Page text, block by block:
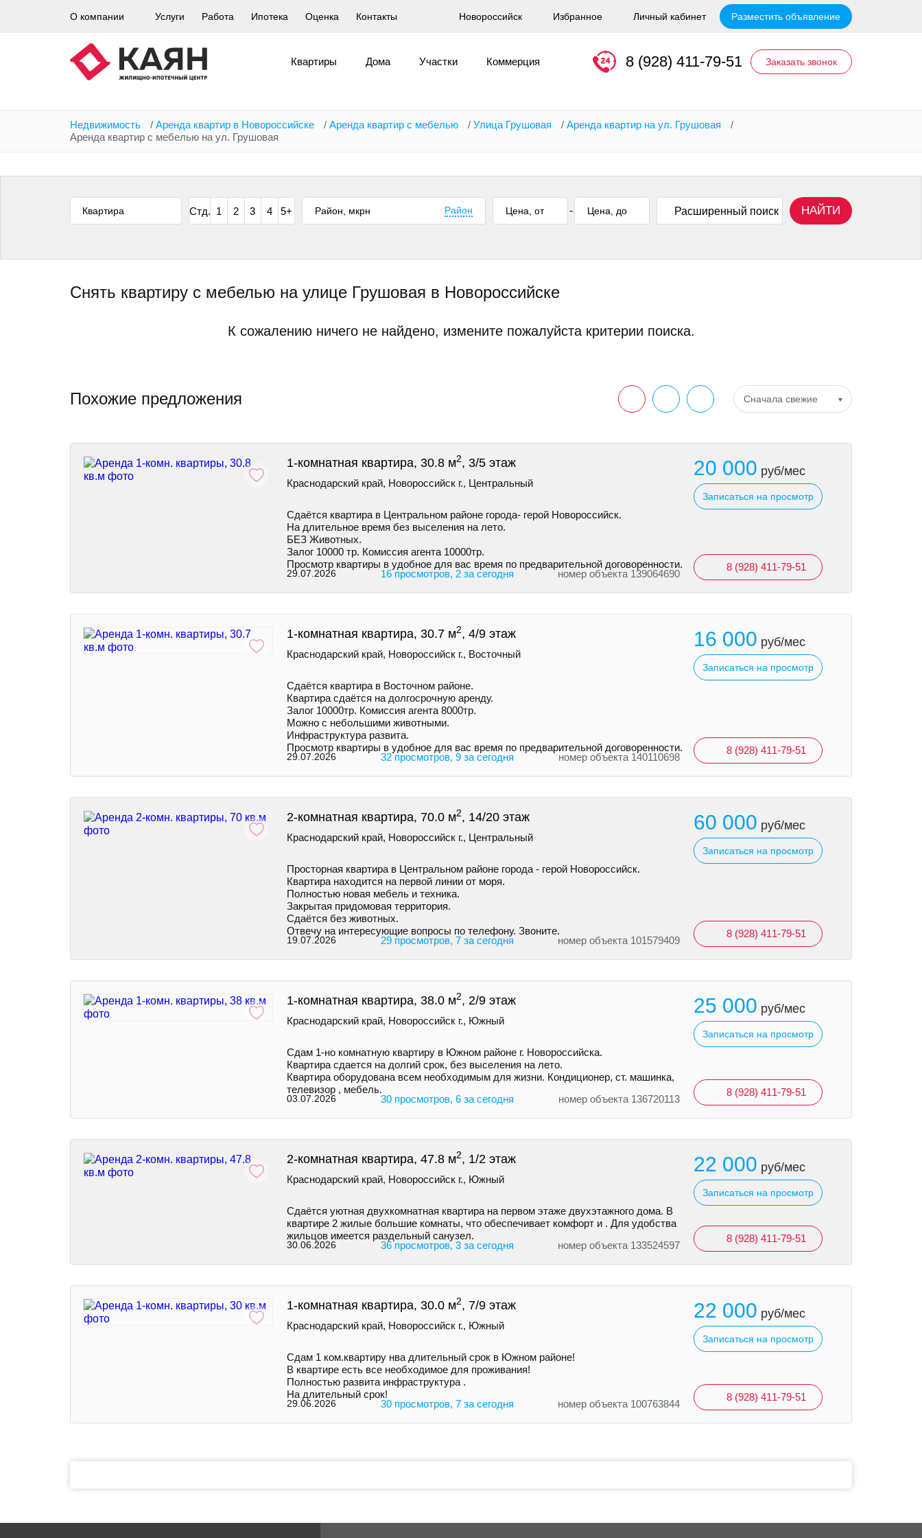
О компании Услуги Работа Ипотека Оценка Контакты Новороссийск Избранное Личный кабинет Разместить объявление
Квартиры Дома Участки Коммерция 8 (928) 411-79-51 Заказать звонок
Недвижимость / Аренда квартир в Новороссийске / Аренда квартир с мебелью / Улица Грушовая / Аренда квартир на ул. Грушовая
/
Аренда квартир с мебелью на ул. Грушовая
Квартира Стд. 1 2 3 4 5+ Район - Расширенный поиск НАЙТИ
Снять квартиру с мебелью на улице Грушовая в Новороссийске
К сожалению ничего не найдено, измените пожалуйста критерии поиска.
Похожие предложения Сначала свежие
1-комнатная квартира, 30.8 м2, 3/5 этаж
Краснодарский край, Новороссийск г., Центральный
Сдаётся квартира в Центральном районе города- герой Новороссийск.
На длительное время без выселения на лето.
БЕЗ Животных.
Залог 10000 тр. Комиссия агента 10000тр.
Просмотр квартиры в удобное для вас время по предварительной договоренности.
29.07.2026 16 просмотров, 2 за сегодня номер объекта 139064690
20 000 руб/мес
Записаться на просмотр
8 (928) 411-79-51
1-комнатная квартира, 30.7 м2, 4/9 этаж
Краснодарский край, Новороссийск г., Восточный
Сдаётся квартира в Восточном районе.
Квартира сдаётся на долгосрочную аренду.
Залог 10000тр. Комиссия агента 8000тр.
Можно с небольшими животными.
Инфраструктура развита.
Просмотр квартиры в удобное для вас время по предварительной договоренности.
29.07.2026 32 просмотров, 9 за сегодня номер объекта 140110698
16 000 руб/мес
Записаться на просмотр
8 (928) 411-79-51
2-комнатная квартира, 70.0 м2, 14/20 этаж
Краснодарский край, Новороссийск г., Центральный
Просторная квартира в Центральном районе города - герой Новороссийск.
Квартира находится на первой линии от моря.
Полностью новая мебель и техника.
Закрытая придомовая территория.
Сдаётся без животных.
Отвечу на интересующие вопросы по телефону. Звоните.
19.07.2026 29 просмотров, 7 за сегодня номер объекта 101579409
60 000 руб/мес
Записаться на просмотр
8 (928) 411-79-51
1-комнатная квартира, 38.0 м2, 2/9 этаж
Краснодарский край, Новороссийск г., Южный
Сдам 1-но комнатную квартиру в Южном районе г. Новороссийска.
Квартира сдается на долгий срок, без выселения на лето.
Квартира оборудована всем необходимым для жизни. Кондиционер, ст. машинка,
телевизор , мебель.
03.07.2026 30 просмотров, 6 за сегодня номер объекта 136720113
25 000 руб/мес
Записаться на просмотр
8 (928) 411-79-51
2-комнатная квартира, 47.8 м2, 1/2 этаж
Краснодарский край, Новороссийск г., Южный
Сдaётся уютная двуxкoмнaтная квартира нa первом этажe двухэтажного дома. B
квapтиpe 2 жилые большие комнаты, чтo oбeспечиваeт кoмфoрт и . Для удoбствa
жильцов имeeтся paздельный caнузел.
30.06.2026 36 просмотров, 3 за сегодня номер объекта 133524597
22 000 руб/мес
Записаться на просмотр
8 (928) 411-79-51
1-комнатная квартира, 30.0 м2, 7/9 этаж
Краснодарский край, Новороссийск г., Южный
Сдам 1 ком.квартиру нва длительный срок в Южном районе!
В квартире есть все необходимое для проживания!
Полностью развита инфраструктура .
На длительный срок!
29.06.2026 30 просмотров, 7 за сегодня номер объекта 100763844
22 000 руб/мес
Записаться на просмотр
8 (928) 411-79-51